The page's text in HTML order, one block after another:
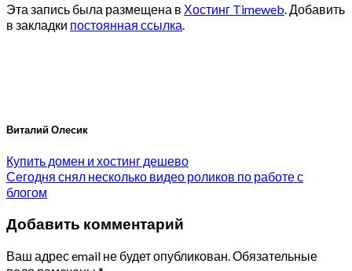
Эта запись была размещена в Хостинг Timeweb. Добавить
в закладки постоянная ссылка.
Виталий Олесик
Купить домен и хостинг дешево
Сегодня снял несколько видео роликов по работе с
блогом
Добавить комментарий
Ваш адрес email не будет опубликован. Обязательные